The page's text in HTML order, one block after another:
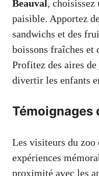
Beauval , choisissez
paisible. Apportez
sandwichs et des
boissons fraîches et
Profitez des aires
divertir les enfants
Témoignages
Les visiteurs du zoo
expériences
proximité avec les